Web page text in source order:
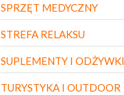
SPRZĘT MEDYCZNY
STREFA RELAKSU
SUPLEMENTY I ODŻYWKI
TURYSTYKA I OUTDOOR